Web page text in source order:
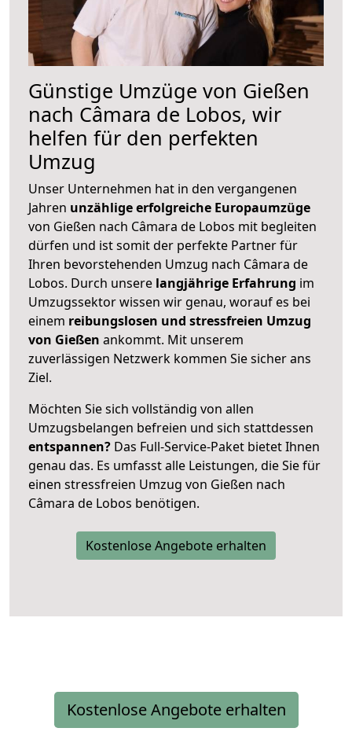
Günstige Umzüge von Gießen
nach Câmara de Lobos, wir
helfen für den perfekten
Umzug
Unser Unternehmen hat in den vergangenen
Jahren unzählige erfolgreiche Europaumzüge
von Gießen nach Câmara de Lobos mit begleiten
dürfen und ist somit der perfekte Partner für
Ihren bevorstehenden Umzug nach Câmara de
Lobos. Durch unsere langjährige Erfahrung im
Umzugssektor wissen wir genau, worauf es bei
einem reibungslosen und stressfreien Umzug
von Gießen ankommt. Mit unserem
zuverlässigen Netzwerk kommen Sie sicher ans
Ziel.
Möchten Sie sich vollständig von allen
Umzugsbelangen befreien und sich stattdessen
entspannen? Das Full-Service-Paket bietet Ihnen
genau das. Es umfasst alle Leistungen, die Sie für
einen stressfreien Umzug von Gießen nach
Câmara de Lobos benötigen.
Kostenlose Angebote erhalten
Kostenlose Angebote erhalten